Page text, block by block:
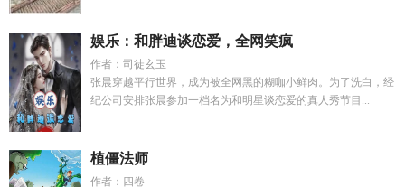
娱乐：和胖迪谈恋爱，全网笑疯
作者：司徒玄玉
张晨穿越平行世界，成为被全网黑的糊咖小鲜肉。为了洗白，经
纪公司安排张晨参加一档名为和明星谈恋爱的真人秀节目...
植僵法师
作者：四卷